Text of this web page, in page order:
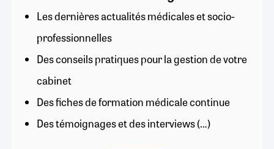
Les dernières actualités médicales et socio-
professionnelles
Des conseils pratiques pour la gestion de votre
cabinet
Des fiches de formation médicale continue
Des témoignages et des interviews (…)